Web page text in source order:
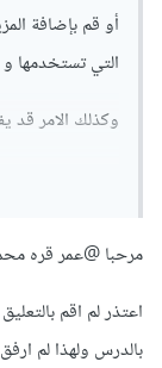
أو قم بإضافة
التي تستخدمها و
وكذلك الامر قد
اما بالنسبة
المتصفح إلى عدد
هناك عدة أسباب
مرحبا@عمر قره
اعتذر لم اقم
بالدرس ولهذا لم